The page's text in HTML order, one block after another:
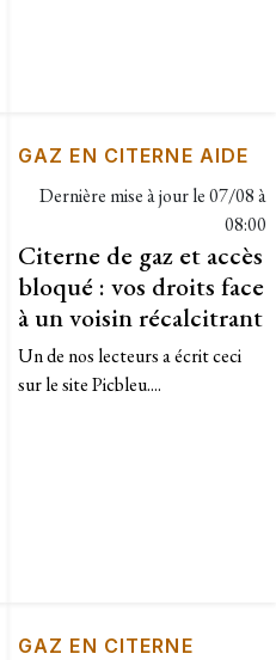
GAZ EN CITERNE AIDE
Dernière mise à jour le07/08 à
08:00
Citerne de gaz et accès
bloqué : vos droits face
à un voisin récalcitrant
Un de nos lecteurs a écrit ceci
sur le site Picbleu....
GAZ EN CITERNE